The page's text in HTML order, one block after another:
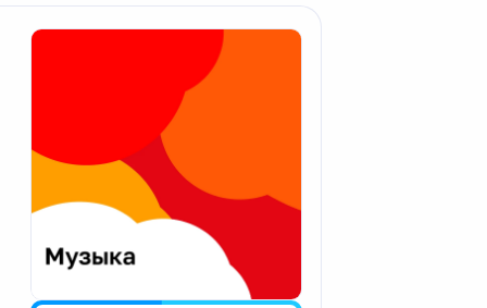
Апатиты
Екатеринбург
Калининград
Калуга